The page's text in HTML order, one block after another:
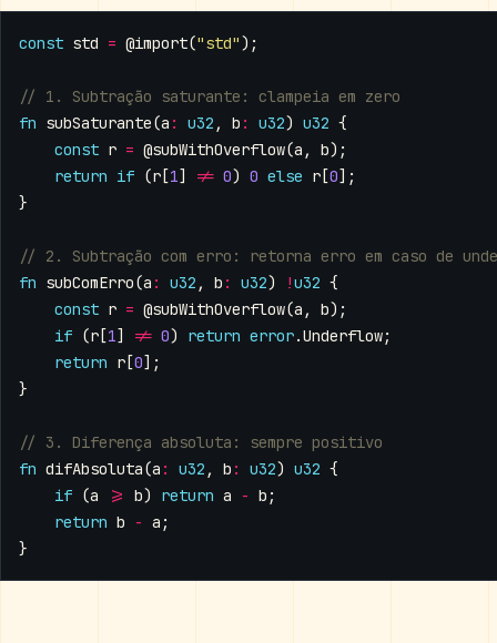
const std = @import("std");
fn subSaturante(a : u32 , b : u32) u32 {
const r = @subWithOverflow(a , b);
return if (r [1] != 0) 0 else r [0];
}
fn subComErro(a : u32 , b : u32) !u32 {
const r = @subWithOverflow(a , b);
if (r [1] != 0) return error.Underflow;
return r [0];
}
fn difAbsoluta(a : u32 , b : u32) u32 {
if (a >= b) return a - b ;
return b - a ;
}